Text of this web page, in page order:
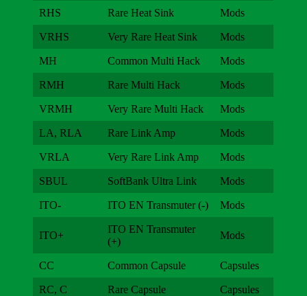
RHS Rare Heat Sink Mods
VRHS Very Rare Heat Sink Mods
MH Common Multi Hack Mods
RMH Rare Multi Hack Mods
VRMH Very Rare Multi Hack Mods
LA, RLA Rare Link Amp Mods
VRLA Very Rare Link Amp Mods
SBUL SoftBank Ultra Link Mods
ITO- ITO EN Transmuter (-) Mods
ITO+
ITO EN Transmuter
(+)
Mods
CC Common Capsule Capsules
RC, C Rare Capsule Capsules